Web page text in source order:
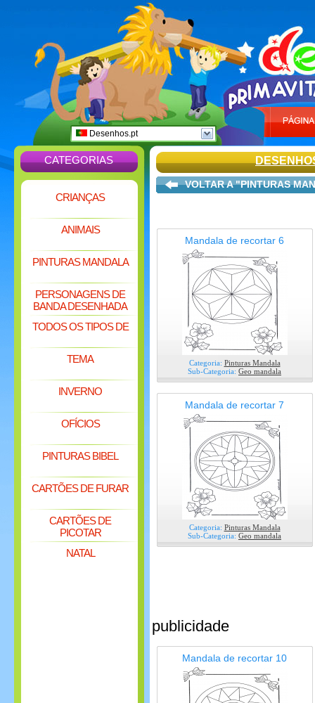
Desenhos.pt
CATEGORIAS
CRIANÇAS
ANIMAIS
PINTURAS MANDALA
PERSONAGENS DE
BANDA DESENHADA
TODOS OS TIPOS DE
TEMA
INVERNO
OFÍCIOS
PINTURAS BIBEL
CARTÕES DE FURAR
CARTÕES DE
PICOTAR
NATAL
VOLTAR A "PINTURAS
Mandala de recortar 6
Categoria: Pinturas Mandala
Sub-Categoria: Geo mandala
Mandala de recortar 7
Categoria: Pinturas Mandala
Sub-Categoria: Geo mandala
publicidade
Mandala de recortar 10